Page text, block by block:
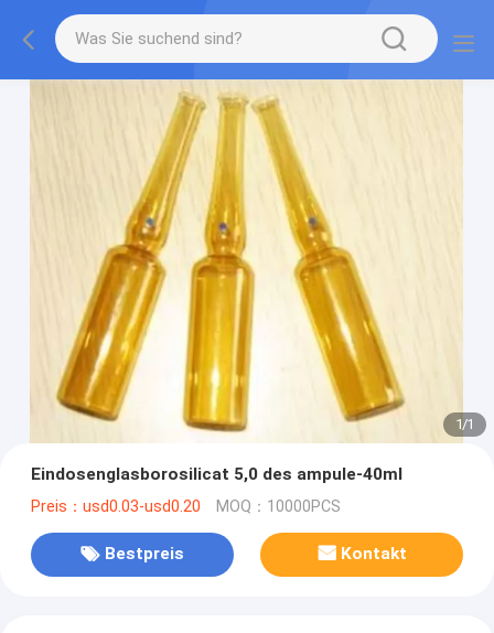
1/1
Eindosenglasborosilicat 5,0 des ampule-40ml
Preis：usd0.03-usd0.20 MOQ：10000PCS
Bestpreis Kontakt